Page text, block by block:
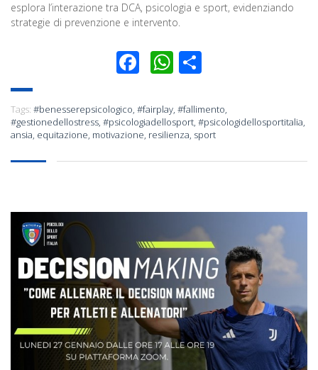
esplora l’interazione tra DCA, psicologia e sport, evidenziando
strategie di prevenzione e intervento.
Facebook
WhatsApp
Tags: #benesserepsicologico, #fairplay, #fallimento,
#gestionedellostress, #psicologiadellosport, #psicologidellosportitalia,
ansia, equitazione, motivazione, resilienza, sport